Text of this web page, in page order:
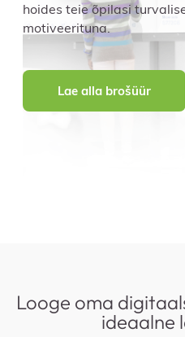
hoides teie õpilasi
motiveerituna.
Lae alla brošüür
Looge oma
ideaalne